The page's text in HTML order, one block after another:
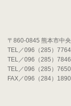
〒860-0845 熊本市中
TEL／096（285）
TEL／096（285）7846
TEL／096（285）7650
FAX／096（284）1890